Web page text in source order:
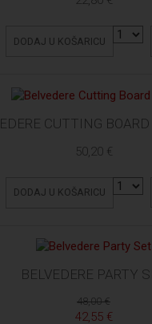
DODAJ U KOŠARICU
CUTTING
50,20 €
DODAJ U KOŠARICU
BELVEDERE PARTY
48,00 €
42,55 €